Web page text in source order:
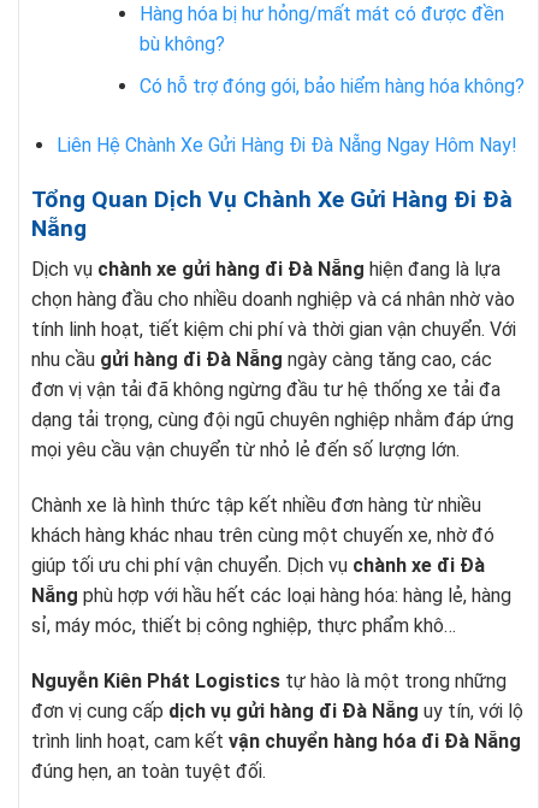
Hàng hóa bị hư hỏng/mất mát có được đền
bù không?
Có hỗ trợ đóng gói, bảo hiểm hàng hóa không?
Liên Hệ Chành Xe Gửi Hàng Đi Đà Nẵng Ngay Hôm Nay!
Tổng Quan Dịch Vụ Chành Xe Gửi Hàng Đi Đà
Nẵng
Dịch vụ chành xe gửi hàng đi Đà Nẵng hiện đang là lựa
chọn hàng đầu cho nhiều doanh nghiệp và cá nhân nhờ vào
tính linh hoạt, tiết kiệm chi phí và thời gian vận chuyển. Với
nhu cầu gửi hàng đi Đà Nẵng ngày càng tăng cao, các
đơn vị vận tải đã không ngừng đầu tư hệ thống xe tải đa
dạng tải trọng, cùng đội ngũ chuyên nghiệp nhằm đáp ứng
mọi yêu cầu vận chuyển từ nhỏ lẻ đến số lượng lớn.
Chành xe là hình thức tập kết nhiều đơn hàng từ nhiều
khách hàng khác nhau trên cùng một chuyến xe, nhờ đó
giúp tối ưu chi phí vận chuyển. Dịch vụ chành xe đi Đà
Nẵng phù hợp với hầu hết các loại hàng hóa: hàng lẻ, hàng
sỉ, máy móc, thiết bị công nghiệp, thực phẩm khô…
Nguyễn Kiên Phát Logistics tự hào là một trong những
đơn vị cung cấp dịch vụ gửi hàng đi Đà Nẵng uy tín, với lộ
trình linh hoạt, cam kết vận chuyển hàng hóa đi Đà Nẵng
đúng hẹn, an toàn tuyệt đối.